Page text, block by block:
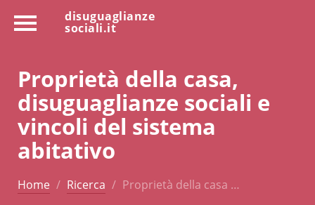
disuguaglianze
sociali.it
Proprietà della casa,
disuguaglianze sociali e
vincoli del sistema
abitativo
Home Ricerca Proprietà della casa …